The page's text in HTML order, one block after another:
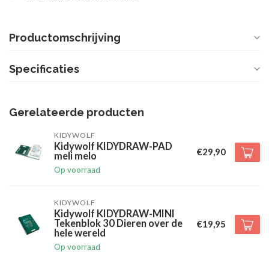
Productomschrijving
Specificaties
Gerelateerde producten
KIDYWOLF
Kidywolf KIDYDRAW-PAD
meli melo
Op voorraad
€29,90
KIDYWOLF
Kidywolf KIDYDRAW-MINI
Tekenblok 30 Dieren over de
hele wereld
Op voorraad
€19,95